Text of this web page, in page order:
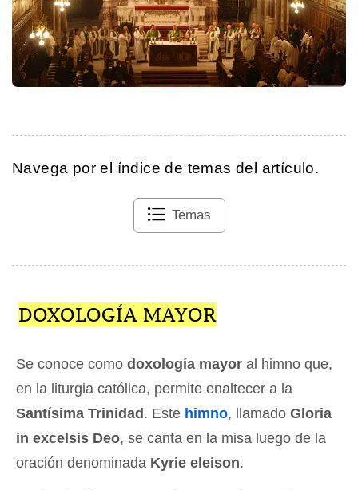
Navega por el índice de temas del artículo.
Temas
DOXOLOGÍA MAYOR
Se conoce como doxología mayor al himno que,
en la liturgia católica, permite enaltecer a la
Santísima Trinidad. Este himno, llamado Gloria
in excelsis Deo, se canta en la misa luego de la
oración denominada Kyrie eleison.